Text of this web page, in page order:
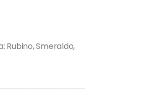
Rubino, Smeraldo,